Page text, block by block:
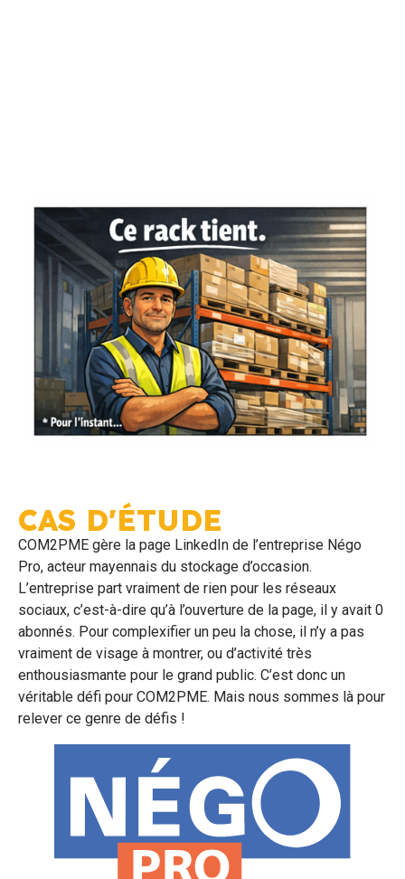
CAS D'ÉTUDE
COM2PME gère la page LinkedIn de l’entreprise Négo
Pro, acteur mayennais du stockage d’occasion.
L’entreprise part vraiment de rien pour les réseaux
sociaux, c’est-à-dire qu’à l’ouverture de la page, il y avait 0
abonnés. Pour complexifier un peu la chose, il n’y a pas
vraiment de visage à montrer, ou d’activité très
enthousiasmante pour le grand public. C’est donc un
véritable défi pour COM2PME. Mais nous sommes là pour
relever ce genre de défis !